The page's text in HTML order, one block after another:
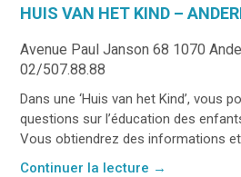
HUIS VAN HET KIND –
Avenue Paul Janson 68 1070
02/507.88.88
Dans une ‘Huis van het Kind’, vous
questions sur l’éducation des
Vous obtiendrez des informations et
Continuer la lecture →